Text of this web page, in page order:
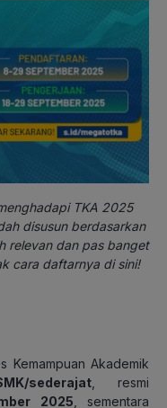
TKA 2025
disusun berdasarkan
relevan dan pas banget
cara daftarnya di sini!
Kemampuan Akademik
sederajat , resmi
2025 , sementara